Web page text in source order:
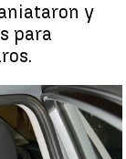
y
para
que asaltó la
un violento
dos octogenarios